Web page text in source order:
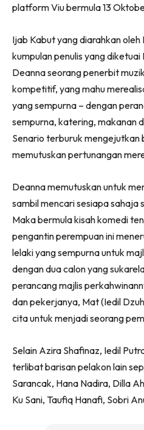
platform Viu bermula 13
Ijab Kabut yang diarahkan oleh
kumpulan penulis yang
Deanna seorang penerbit
kompetitif, yang mahu
yang sempurna – dengan
sempurna, katering, makanan
Senario terburuk mengejutkan
memutuskan pertunangan
Deanna memutuskan untuk
sambil mencari sesiapa sahaja
Maka bermula kisah komedi
pengantin perempuan ini
lelaki yang sempurna untuk
dengan dua calon yang
perancang majlis
dan pekerjanya, Mat (Iedil
cita untuk menjadi seorang
Selain Azira Shafinaz, Iedil
terlibat barisan pelakon lain
Sarancak, Hana Nadira, Dilla
Ku Sani, Taufiq Hanafi, Sobri